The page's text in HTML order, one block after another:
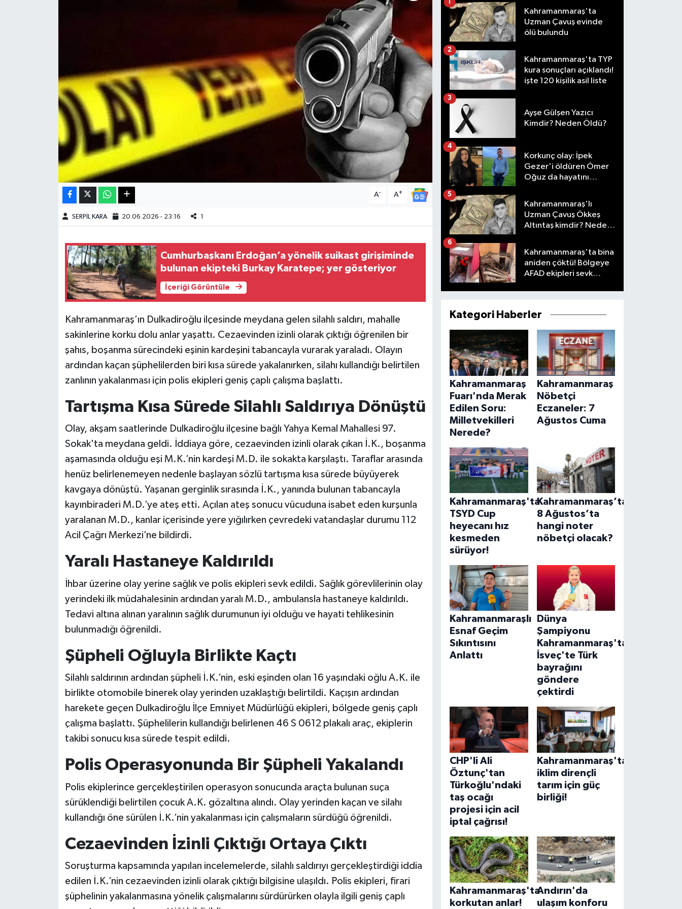
A- A+
SERPİL KARA 20.06.2026 - 23:16 1
Cumhurbaşkanı Erdoğan’a yönelik suikast girişiminde
bulunan ekipteki Burkay Karatepe; yer gösteriyor
İçeriği Görüntüle
Kahramanmaraş’ın Dulkadiroğlu ilçesinde meydana gelen silahlı saldırı, mahalle
sakinlerine korku dolu anlar yaşattı. Cezaevinden izinli olarak çıktığı öğrenilen bir
şahıs, boşanma sürecindeki eşinin kardeşini tabancayla vurarak yaraladı. Olayın
ardından kaçan şüphelilerden biri kısa sürede yakalanırken, silahı kullandığı belirtilen
zanlının yakalanması için polis ekipleri geniş çaplı çalışma başlattı.
Tartışma Kısa Sürede Silahlı Saldırıya Dönüştü
Olay, akşam saatlerinde Dulkadiroğlu ilçesine bağlı Yahya Kemal Mahallesi 97.
Sokak'ta meydana geldi. İddiaya göre, cezaevinden izinli olarak çıkan İ.K., boşanma
aşamasında olduğu eşi M.K.’nin kardeşi M.D. ile sokakta karşılaştı. Taraflar arasında
henüz belirlenemeyen nedenle başlayan sözlü tartışma kısa sürede büyüyerek
kavgaya dönüştü. Yaşanan gerginlik sırasında İ.K., yanında bulunan tabancayla
kayınbiraderi M.D.’ye ateş etti. Açılan ateş sonucu vücuduna isabet eden kurşunla
yaralanan M.D., kanlar içerisinde yere yığılırken çevredeki vatandaşlar durumu 112
Acil Çağrı Merkezi’ne bildirdi.
Yaralı Hastaneye Kaldırıldı
İhbar üzerine olay yerine sağlık ve polis ekipleri sevk edildi. Sağlık görevlilerinin olay
yerindeki ilk müdahalesinin ardından yaralı M.D., ambulansla hastaneye kaldırıldı.
Tedavi altına alınan yaralının sağlık durumunun iyi olduğu ve hayati tehlikesinin
bulunmadığı öğrenildi.
Şüpheli Oğluyla Birlikte Kaçtı
Silahlı saldırının ardından şüpheli İ.K.’nin, eski eşinden olan 16 yaşındaki oğlu A.K. ile
birlikte otomobile binerek olay yerinden uzaklaştığı belirtildi. Kaçışın ardından
harekete geçen Dulkadiroğlu İlçe Emniyet Müdürlüğü ekipleri, bölgede geniş çaplı
çalışma başlattı. Şüphelilerin kullandığı belirlenen 46 S 0612 plakalı araç, ekiplerin
takibi sonucu kısa sürede tespit edildi.
Polis Operasyonunda Bir Şüpheli Yakalandı
Polis ekiplerince gerçekleştirilen operasyon sonucunda araçta bulunan suça
sürüklendiği belirtilen çocuk A.K. gözaltına alındı. Olay yerinden kaçan ve silahı
kullandığı öne sürülen İ.K.’nin yakalanması için çalışmaların sürdüğü öğrenildi.
Cezaevinden İzinli Çıktığı Ortaya Çıktı
Soruşturma kapsamında yapılan incelemelerde, silahlı saldırıyı gerçekleştirdiği iddia
edilen İ.K.’nin cezaevinden izinli olarak çıktığı bilgisine ulaşıldı. Polis ekipleri, firari
şüphelinin yakalanmasına yönelik çalışmalarını sürdürürken olayla ilgili geniş çaplı
Kahramanmaraş'ta
Uzman Çavuş evinde
ölü bulundu
1
Kahramanmaraş'ta TYP
kura sonuçları açıklandı!
işte 120 kişilik asil liste
2
Ayşe Gülşen Yazıcı
Kimdir? Neden Öldü?
3
Korkunç olay: İpek
Gezer'i öldüren Ömer
Oğuz da hayatını
4
Kahramanmaraş'lı
Uzman Çavuş Ökkeş
Altıntaş kimdir? Neden
5
Kahramanmaraş'ta bina
aniden çöktü! Bölgeye
AFAD ekipleri sevk
6
Kategori Haberler
Kahramanmaraş
Fuarı'nda Merak
Edilen Soru:
Milletvekilleri
Nerede?
Kahramanmaraş
Nöbetçi
Eczaneler: 7
Ağustos Cuma
Kahramanmaraş'ta
TSYD Cup
heyecanı hız
kesmeden
sürüyor!
Kahramanmaraş’ta
8 Ağustos’ta
hangi noter
nöbetçi olacak?
Kahramanmaraşlı
Esnaf Geçim
Sıkıntısını
Anlattı
Dünya
Şampiyonu
Kahramanmaraş'tan!
İsveç'te Türk
bayrağını
göndere
çektirdi
CHP'li Ali
Öztunç'tan
Türkoğlu'ndaki
taş ocağı
projesi için acil
iptal çağrısı!
Kahramanmaraş'ta
iklim dirençli
tarım için güç
birliği!
Kahramanmaraş'ta
korkutan anlar!
Andırın'da
ulaşım konforu
Manşet Altı
Manşetler
Resmi İlan
SürManşet
KAHRAMANMARAŞ